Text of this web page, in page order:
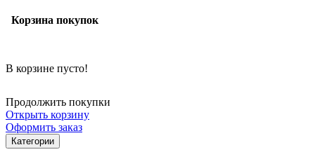
Корзина покупок
В корзине пусто!
Продолжить покупки
Открыть корзину
Оформить заказ
Категории